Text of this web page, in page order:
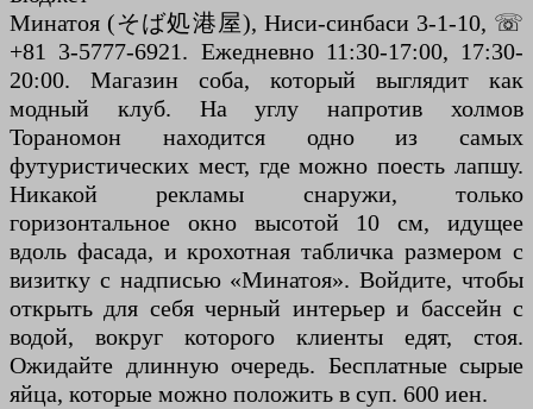
Минатоя (そば処港屋), Ниси-синбаси 3-1-10, ☏
+81 3-5777-6921. Ежедневно 11:30-17:00, 17:30-
20:00. Магазин соба, который выглядит как
модный клуб. На углу напротив холмов
Тораномон находится одно из самых
футуристических мест, где можно поесть лапшу.
Никакой рекламы снаружи, только
горизонтальное окно высотой 10 см, идущее
вдоль фасада, и крохотная табличка размером с
визитку с надписью «Минатоя». Войдите, чтобы
открыть для себя черный интерьер и бассейн с
водой, вокруг которого клиенты едят, стоя.
Ожидайте длинную очередь. Бесплатные сырые
яйца, которые можно положить в суп. 600 иен.